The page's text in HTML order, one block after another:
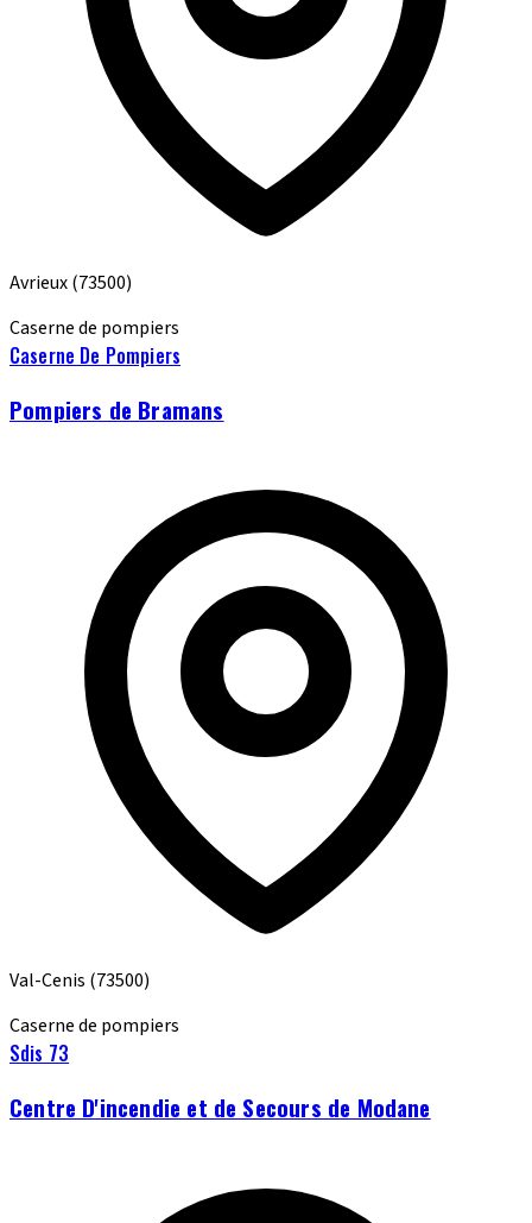
Avrieux(73500)
Caserne de pompiers
Caserne De Pompiers
Pompiers de Bramans
Val-Cenis (73500)
Caserne de pompiers
Sdis 73
Centre D'incendie et de Secours de Modane